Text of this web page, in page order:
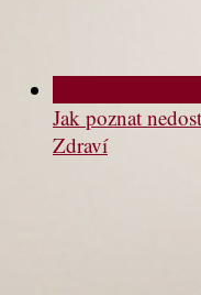
Jak poznat
Zdraví